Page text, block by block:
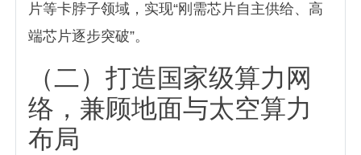
片等卡脖子领域，实现“刚需芯片自主供给、高
端芯片逐步突破”。
（二）打造国家级算力网
络，兼顾地面与太空算力
布局